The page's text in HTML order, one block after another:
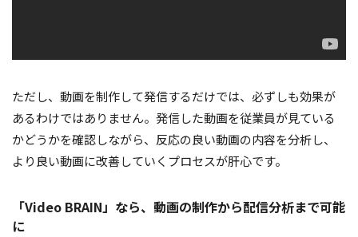
ただし、動画を制作して発信するだけでは、必ずしも効果が
あるわけではありません。発信した動画を従業員が見ている
かどうかを確認しながら、反応の良い動画の内容を分析し、
より良い動画に改善していくプロセスが肝心です。
「Video BRAIN」なら、動画の制作から配信分析まで可能
に